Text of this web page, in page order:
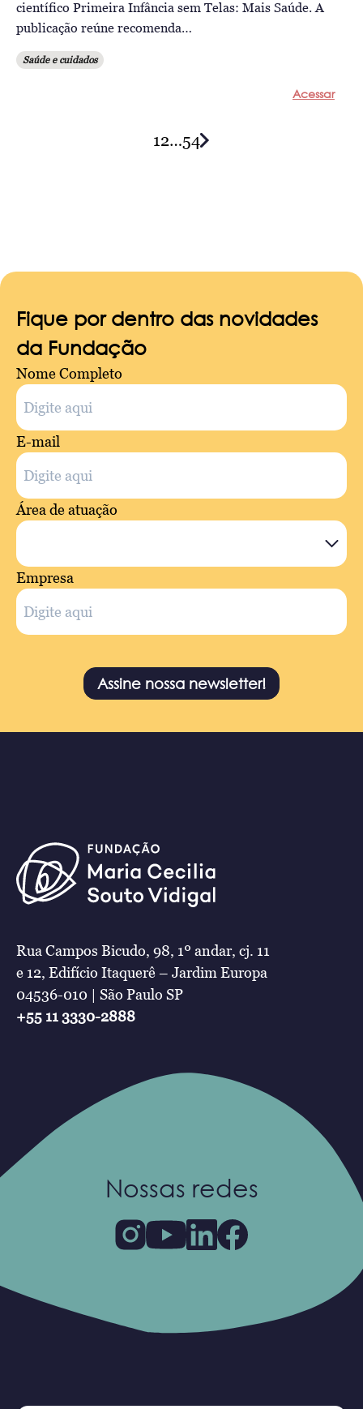
científico Primeira Infância sem Telas: Mais Saúde. A
publicação reúne recomenda…
Saúde e cuidados
Acessar
12…54
Fique por dentro das novidades
da Fundação
Nome Completo
E-mail
Área de atuação
Empresa
Assine nossa newsletter!
Rua Campos Bicudo, 98, 1º andar, cj. 11
e 12, Edifício Itaquerê – Jardim Europa
04536-010 | São Paulo SP
+55 11 3330-2888
Nossas redes